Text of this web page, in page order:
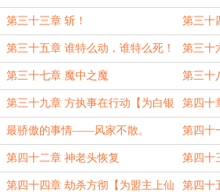
盟老书虫六号加更14】 银盟老
第三十三章 斩！ 第三十
第三十五章 谁特么动，谁特么死！
【为白银盟老书虫六号加更16】
第三十
银盟老
第三十七章 魔中之魔 第三十
第三十九章 方执事在行动【为白银
盟老书虫六号加更18】
第四十
老书虫
最骄傲的事情——风家不散。 第四十
第四十二章 神老头恢复 第四十
峻加更】
第四十四章 劫杀方彻【为盟主上仙 第四十